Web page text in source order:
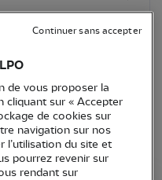
de vous proposer la
cliquant sur « Accepter
de cookies sur
navigation sur nos
l’utilisation du site et
pourrez revenir sur
rendant sur
Continuer sans accepter